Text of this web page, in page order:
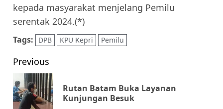
kepada masyarakat menjelang Pemilu
serentak 2024.(*)
Tags: DPB KPU Kepri Pemilu
Post
navigation
Previous
Rutan Batam Buka Layanan
Kunjungan Besuk